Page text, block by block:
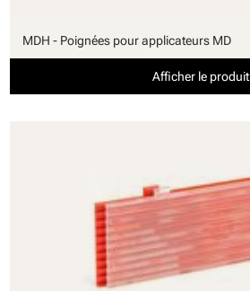
MDH - Poignées pour applicateurs MD
Afficher le produit